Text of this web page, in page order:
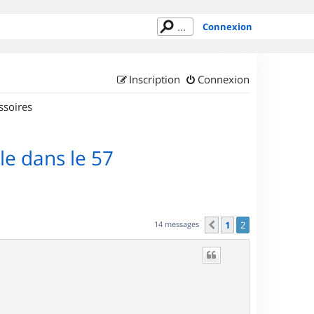
Connexion
Connexion
Inscription
dans le 57
14 messages Précédent
1 2